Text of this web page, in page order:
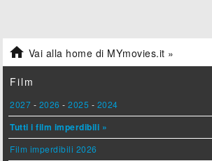
 Vai alla home di MYmovies.it »
Film
2027 - 2026 -2025 - 2024
Tutti i film imperdibili »
Film imperdibili 2026